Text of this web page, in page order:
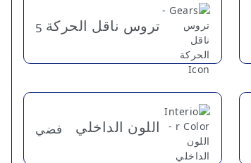
تروس ناقل الحركة 5
اللون الداخلي فضي